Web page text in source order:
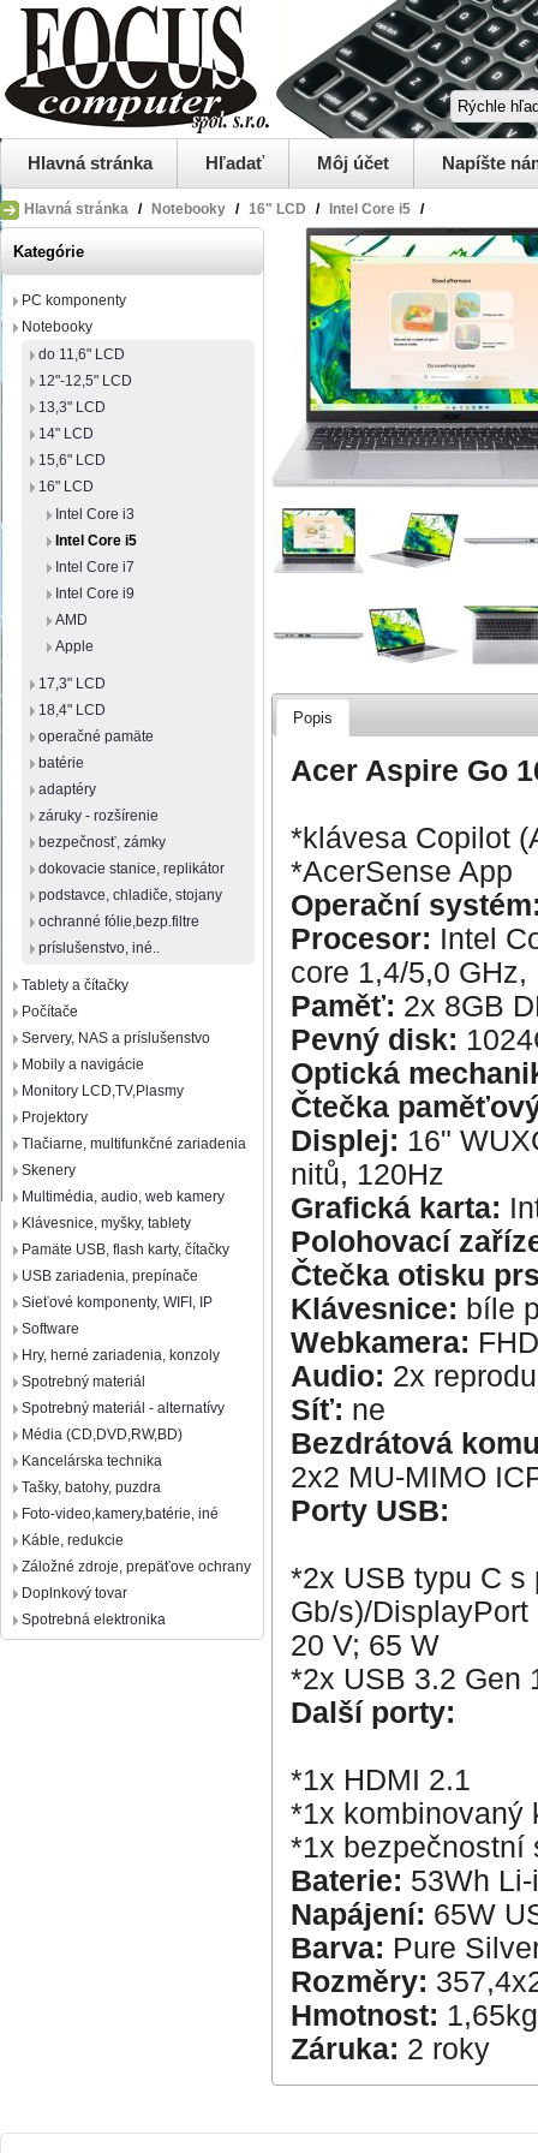
Hlavná stránka Hľadať Môj účet Napíšte
Hlavná stránka / Notebooky / 16" LCD / Intel Core i5 /
Kategórie
PC komponenty
Notebooky
do 11,6" LCD
12"-12,5" LCD
13,3" LCD
14" LCD
15,6" LCD
16" LCD
Intel Core i3
Intel Core i5
Intel Core i7
Intel Core i9
AMD
Apple
17,3" LCD
18,4" LCD
operačné pamäte
batérie
adaptéry
záruky - rozšírenie
bezpečnosť, zámky
dokovacie stanice, replikátor
podstavce, chladiče, stojany
ochranné fólie,bezp.filtre
príslušenstvo, iné..
Tablety a čítačky
Počítače
Servery, NAS a príslušenstvo
Mobily a navigácie
Monitory LCD,TV,Plasmy
Projektory
Tlačiarne, multifunkčné zariadenia
Skenery
Multimédia, audio, web kamery
Klávesnice, myšky, tablety
Pamäte USB, flash karty, čítačky
USB zariadenia, prepínače
Sieťové komponenty, WIFI, IP
Software
Hry, herné zariadenia, konzoly
Spotrebný materiál
Spotrebný materiál - alternatívy
Média (CD,DVD,RW,BD)
Kancelárska technika
Tašky, batohy, puzdra
Foto-video,kamery,batérie, iné
Káble, redukcie
Záložné zdroje, prepäťove ochrany
Doplnkový tovar
Spotrebná elektronika
Popis
Acer Aspire Go
*klávesa Copilot
*AcerSense App
Operační
Procesor: Intel
core 1,4/5,0
Paměť: 2x 8GB
Pevný disk:
Optická
Čtečka
Displej: 16"
nitů, 120Hz
Grafická karta:
Polohovací
Čtečka otisku
Klávesnice: bíle
Webkamera:
Audio: 2x
Síť: ne
Bezdrátová
2x2 MU-MIMO
Porty USB:
*2x USB typu C s
Gb/s)/
20 V; 65 W
*2x USB 3.2 Gen
Další porty:
*1x HDMI 2.1
*1x kombinovaný
*1x bezpečnostní
Baterie: 53Wh
Napájení: 65W
Barva: Pure
Rozměry:
Hmotnost: 1,65kg
Záruka: 2 roky